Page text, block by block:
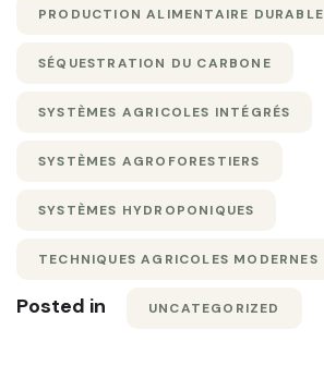
PRODUCTION ALIMENTAIRE DURABLE
SÉQUESTRATION DU CARBONE
SYSTÈMES AGRICOLES INTÉGRÉS
SYSTÈMES AGROFORESTIERS
SYSTÈMES HYDROPONIQUES
TECHNIQUES AGRICOLES MODERNES
Posted in UNCATEGORIZED